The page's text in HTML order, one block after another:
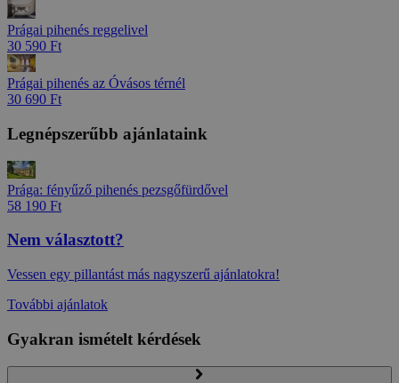
Prágai pihenés reggelivel
30 590 Ft
Prágai pihenés az Óvásos térnél
30 690 Ft
Legnépszerűbb ajánlataink
Prága: fényűző pihenés pezsgőfürdővel
58 190 Ft
Nem választott?
Vessen egy pillantást más nagyszerű ajánlatokra!
További ajánlatok
Gyakran ismételt kérdések